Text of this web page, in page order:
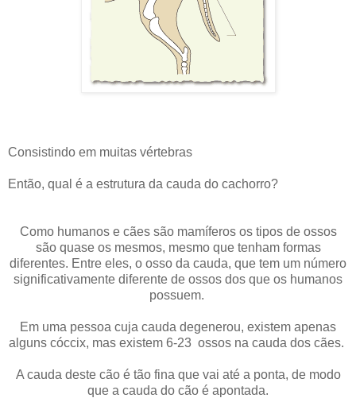
Consistindo em muitas vértebras
Então, qual é a estrutura da cauda do cachorro?
Como humanos e cães são mamíferos os tipos de ossos
são quase os mesmos, mesmo que tenham formas
diferentes. Entre eles, o osso da cauda, que tem um número
significativamente diferente de ossos dos que os humanos
possuem.
Em uma pessoa cuja cauda degenerou, existem apenas
alguns cóccix, mas existem 6-23 ossos na cauda dos cães.
A cauda deste cão é tão fina que vai até a ponta, de modo
que a cauda do cão é apontada.